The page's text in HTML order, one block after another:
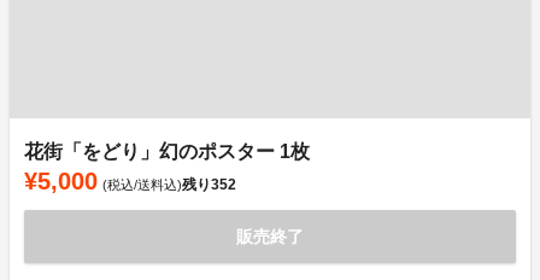
花街「をどり」幻のポスター 1枚
¥5,000 (税込/送料込)残り352
販売終了